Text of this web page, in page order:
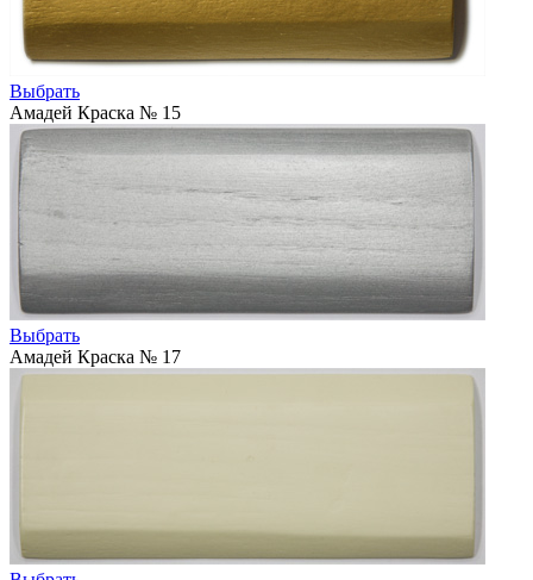
Выбрать
Амадей Краска № 15
Выбрать
Амадей Краска № 17